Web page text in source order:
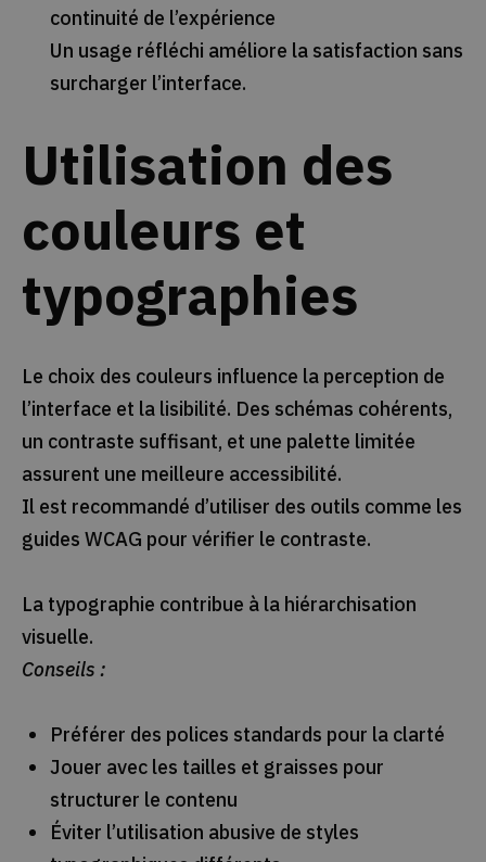
continuité de l’expérience
Un usage réfléchi améliore la satisfaction sans
surcharger l’interface.
Utilisation des
couleurs et
typographies
Le choix des couleurs influence la perception de
l’interface et la lisibilité. Des schémas cohérents,
un contraste suffisant, et une palette limitée
assurent une meilleure accessibilité.
Il est recommandé d’utiliser des outils comme les
guides WCAG pour vérifier le contraste.
La typographie contribue à la hiérarchisation
visuelle.
Conseils :
Préférer des polices standards pour la clarté
Jouer avec les tailles et graisses pour
structurer le contenu
Éviter l’utilisation abusive de styles